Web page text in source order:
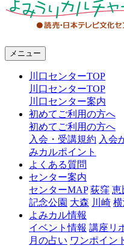
メニュー
川口センターTOP
川口センターTOP
川口センター案内
初めてご利用の方へ
初めてご利用の方へ
入会・受講規約 入会
みカルポイント
よくある質問
センター案内
センターMAP 荻窪 恵
記念公園 大森 川崎
よみカル情報
イベント情報 講座リ
月の占い ワンポイン